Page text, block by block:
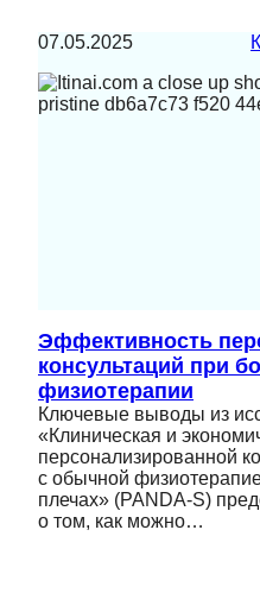
07.05.2025
Эффективность
консультаций при
физиотерапии
Ключевые выводы из
«Клиническая и
персонализированной
с обычной
плечах» (PANDA-S)
о том, как можно…